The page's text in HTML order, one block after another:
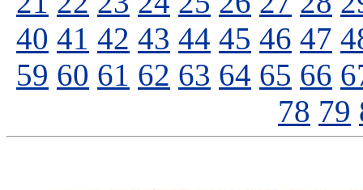
40 41 42 43 44 45 46 47
59 60 61 62 63 64 65 66
78 79